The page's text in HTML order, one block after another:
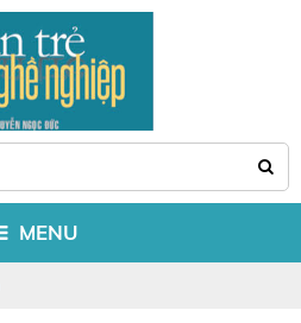
MENU